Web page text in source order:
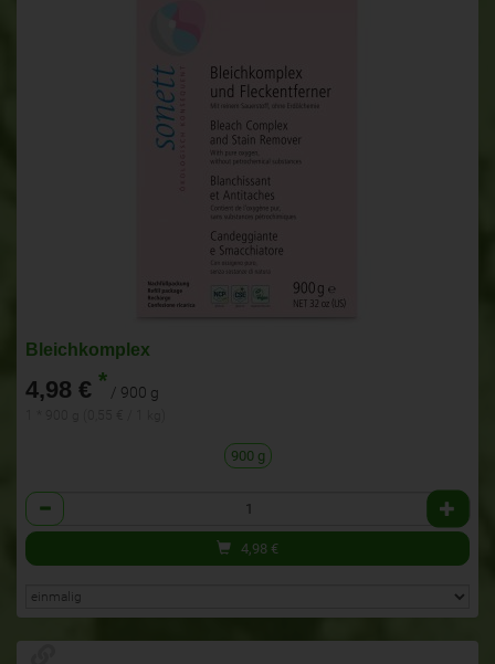
Bleichkomplex
4,98 € * / 900 g
900 g
Anzahl
4,98 €